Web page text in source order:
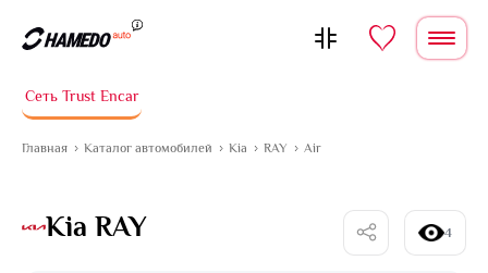
Сеть Trust Encar
Главная Каталог автомобилей Kia RAY Air
Kia RAY 4